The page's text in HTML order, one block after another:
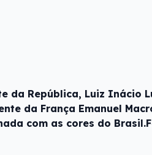
da República, Luiz Inácio
da França Emanuel
com as cores do